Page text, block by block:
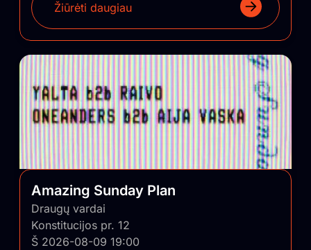
Žiūrėti daugiau
Amazing Sunday Plan
Draugų vardai
Konstitucijos pr. 12
Š 2026-08-09 19:00